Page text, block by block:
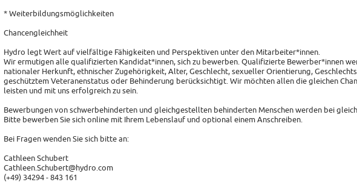
* Weiterbildungsmöglichkeiten
Chancengleichheit
Hydro legt Wert auf vielfältige Fähigkeiten und Perspektiven unter den Mitarbeiter*innen.
Wir ermutigen alle qualifizierten Kandidat*innen, sich zu bewerben. Qualifizierte Bewerber*innen
nationaler Herkunft, ethnischer Zugehörigkeit, Alter, Geschlecht, sexueller Orientierung,
geschütztem Veteranenstatus oder Behinderung berücksichtigt. Wir möchten allen die gleichen
leisten und mit uns erfolgreich zu sein.
Bewerbungen von schwerbehinderten und gleichgestellten behinderten Menschen werden bei
Bitte bewerben Sie sich online mit Ihrem Lebenslauf und optional einem Anschreiben.
Bei Fragen wenden Sie sich bitte an:
Cathleen Schubert
Cathleen.Schubert@hydro.com
(+49) 34294 - 843 161